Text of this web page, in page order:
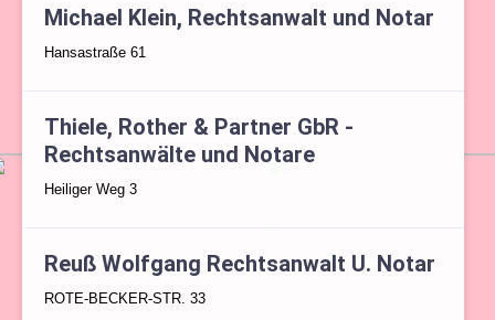
Michael Klein, Rechtsanwalt und Notar
Hansastraße 61
Thiele, Rother & Partner GbR -
Rechtsanwälte und Notare
Heiliger Weg 3
Reuß Wolfgang Rechtsanwalt U. Notar
ROTE-BECKER-STR. 33